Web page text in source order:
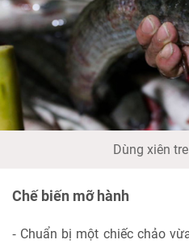
Dùng xiên
Chế biến mỡ hành
⁃ Chuẩn bị một chiếc chảo